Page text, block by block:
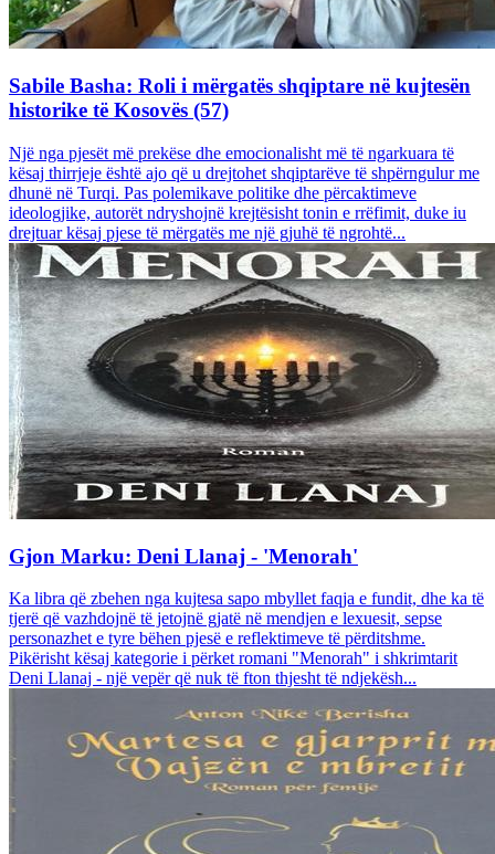
Sabile Basha: Roli i mërgatës shqiptare në kujtesën
historike të Kosovës (57)
Një nga pjesët më prekëse dhe emocionalisht më të ngarkuara të
kësaj thirrjeje është ajo që u drejtohet shqiptarëve të shpërngulur me
dhunë në Turqi. Pas polemikave politike dhe përcaktimeve
ideologjike, autorët ndryshojnë krejtësisht tonin e rrëfimit, duke iu
drejtuar kësaj pjese të mërgatës me një gjuhë të ngrohtë...
Gjon Marku: Deni Llanaj - 'Menorah'
Ka libra që zbehen nga kujtesa sapo mbyllet faqja e fundit, dhe ka të
tjerë që vazhdojnë të jetojnë gjatë në mendjen e lexuesit, sepse
personazhet e tyre bëhen pjesë e reflektimeve të përditshme.
Pikërisht kësaj kategorie i përket romani "Menorah" i shkrimtarit
Deni Llanaj - një vepër që nuk të fton thjesht të ndjekësh...